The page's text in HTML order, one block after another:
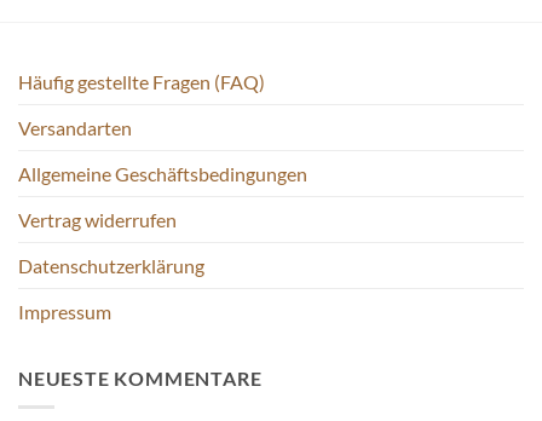
gewählt
Häufig gestellte Fragen (FAQ)
Versandarten
Allgemeine Geschäftsbedingungen
Vertrag widerrufen
Datenschutzerklärung
Impressum
NEUESTE KOMMENTARE